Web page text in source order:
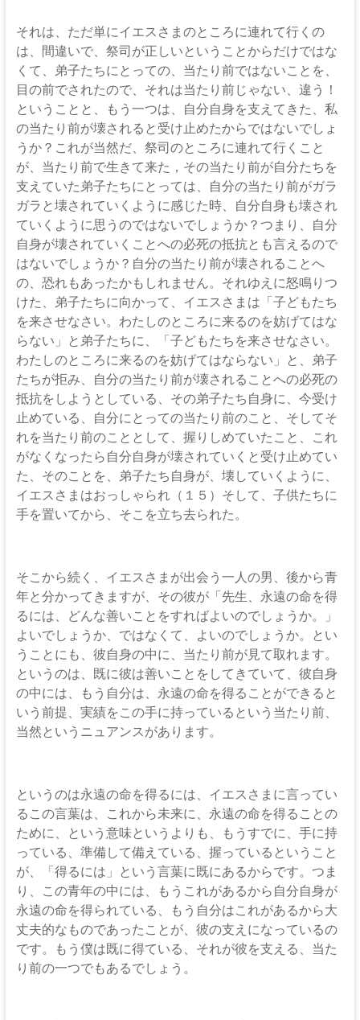
それは、ただ単にイエスさまのところに連れて行くの
は、間違いで、祭司が正しいということからだけではな
くて、弟子たちにとっての、当たり前ではないことを、
目の前でされたので、それは当たり前じゃない、違う！
ということと、もう一つは、自分自身を支えてきた、私
の当たり前が壊されると受け止めたからではないでしょ
うか？これが当然だ、祭司のところに連れて行くこと
が、当たり前で生きて来た，その当たり前が自分たちを
支えていた弟子たちにとっては、自分の当たり前がガラ
ガラと壊されていくように感じた時、自分自身も壊され
ていくように思うのではないでしょうか？つまり、自分
自身が壊されていくことへの必死の抵抗とも言えるので
はないでしょうか？自分の当たり前が壊されることへ
の、恐れもあったかもしれません。それゆえに怒鳴りつ
けた、弟子たちに向かって、イエスさまは「子どもたち
を来させなさい。わたしのところに来るのを妨げてはな
らない」と弟子たちに、「子どもたちを来させなさい。
わたしのところに来るのを妨げてはならない」と、弟子
たちが拒み、自分の当たり前が壊されることへの必死の
抵抗をしようとしている、その弟子たち自身に、今受け
止めている、自分にとっての当たり前のこと、そしてそ
れを当たり前のこととして、握りしめていたこと、これ
がなくなったら自分自身が壊されていくと受け止めてい
た、そのことを、弟子たち自身が、壊していくように、
イエスさまはおっしゃられ（１５）そして、子供たちに
手を置いてから、そこを立ち去られた。
そこから続く、イエスさまが出会う一人の男、後から青
年と分かってきますが、その彼が「先生、永遠の命を得
るには、どんな善いことをすればよいのでしょうか。」
よいでしょうか、ではなくて、よいのでしょうか。とい
うことにも、彼自身の中に、当たり前が見て取れます。
というのは、既に彼は善いことをしてきていて、彼自身
の中には、もう自分は、永遠の命を得ることができると
いう前提、実績をこの手に持っているという当たり前、
当然というニュアンスがあります。
というのは永遠の命を得るには、イエスさまに言ってい
るこの言葉は、これから未来に、永遠の命を得ることの
ために、という意味というよりも、もうすでに、手に持
っている、準備して備えている、握っているということ
が、「得るには」という言葉に既にあるからです。つま
り、この青年の中には、もうこれがあるから自分自身が
永遠の命を得られている、もう自分はこれがあるから大
丈夫的なものであったことが、彼の支えになっているの
です。もう僕は既に得ている、それが彼を支える、当た
り前の一つでもあるでしょう。